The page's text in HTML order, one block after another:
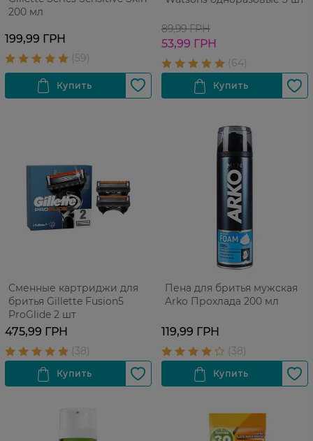
200 мл
199,99 ГРН
89,99 ГРН
53,99 ГРН
Сменные картриджи для
бритья Gillette Fusion5
ProGlide 2 шт
475,99 ГРН
Пена для бритья мужская
Arko Прохлада 200 мл
119,99 ГРН